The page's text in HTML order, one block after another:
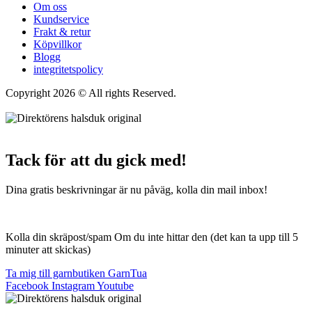
Om oss
Kundservice
Frakt & retur
Köpvillkor
Blogg
integritetspolicy
Copyright 2026 © All rights Reserved.
Tack för att du gick med!
Dina gratis beskrivningar är nu påväg, kolla din mail inbox!
Kolla din skräpost/spam Om du inte hittar den (det kan ta upp till 5
minuter att skickas)
Ta mig till garnbutiken GarnTua
Facebook InstagramYoutube